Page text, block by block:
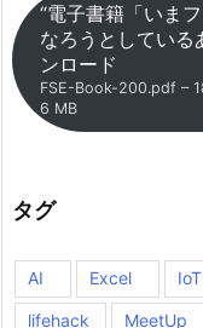
“電子書籍「いま
なろうとしている
ンロード
FSE-Book-200.pdf –
6 MB
タグ
AI Excel IoT
lifehack MeetUp